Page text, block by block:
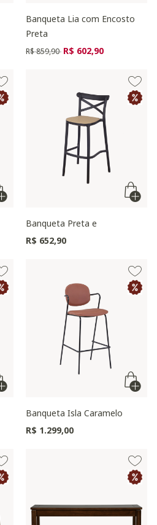
Banqueta Lia com Encosto
Preta
Preço reduzido de
R$ 859,90 para
R$ 602,90
Banqueta Preta e
R$ 652,90
Banqueta Isla Caramelo
R$ 1.299,00